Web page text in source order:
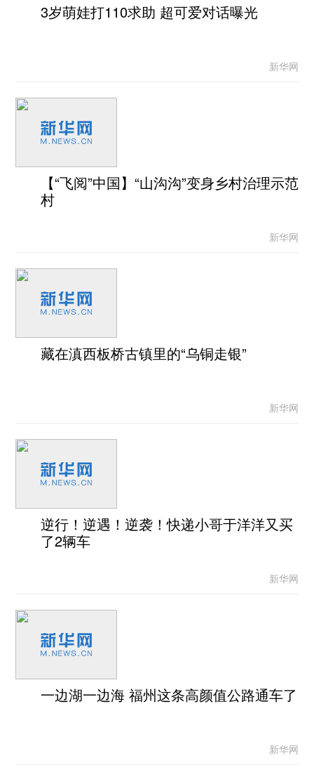
3岁萌娃打110求助 超可爱对话曝光
新华网
【“飞阅”中国】“山沟沟”变身乡村治理示范
村
新华网
藏在滇西板桥古镇里的“乌铜走银”
新华网
逆行！逆遇！逆袭！快递小哥于洋洋又买
了2辆车
新华网
一边湖一边海 福州这条高颜值公路通车了
新华网